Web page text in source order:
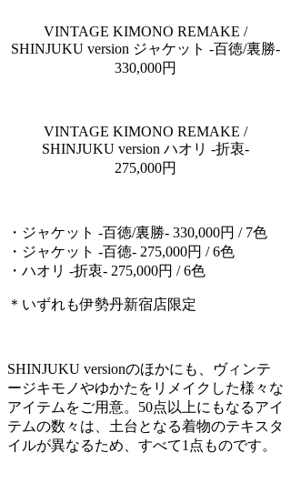
VINTAGE KIMONO REMAKE /
SHINJUKU version ジャケット -百徳/裏勝-
330,000円
VINTAGE KIMONO REMAKE /
SHINJUKU version ハオリ -折衷-
275,000円
・ジャケット -百徳/裏勝- 330,000円 / 7色
・ジャケット -百徳- 275,000円 / 6色
・ハオリ -折衷- 275,000円 / 6色
＊いずれも伊勢丹新宿店限定
SHINJUKU versionのほかにも、ヴィンテ
ージキモノやゆかたをリメイクした様々な
アイテムをご用意。50点以上にもなるアイ
テムの数々は、土台となる着物のテキスタ
イルが異なるため、すべて1点ものです。